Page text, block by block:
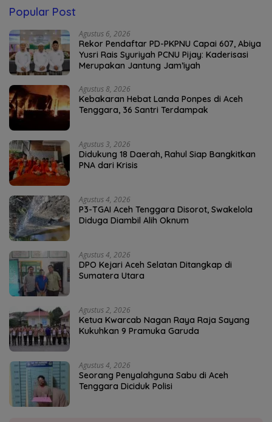
Popular Post
Agustus 6, 2026
Rekor Pendaftar PD-PKPNU Capai 607, Abiya
Yusri Rais Syuriyah PCNU Pijay: Kaderisasi
Merupakan Jantung Jam’iyah
Agustus 8, 2026
Kebakaran Hebat Landa Ponpes di Aceh
Tenggara, 36 Santri Terdampak
Agustus 3, 2026
Didukung 18 Daerah, Rahul Siap Bangkitkan
PNA dari Krisis
Agustus 4, 2026
P3-TGAI Aceh Tenggara Disorot, Swakelola
Diduga Diambil Alih Oknum
Agustus 4, 2026
DPO Kejari Aceh Selatan Ditangkap di
Sumatera Utara
Agustus 2, 2026
Ketua Kwarcab Nagan Raya Raja Sayang
Kukuhkan 9 Pramuka Garuda
Agustus 4, 2026
Seorang Penyalahguna Sabu di Aceh
Tenggara Diciduk Polisi